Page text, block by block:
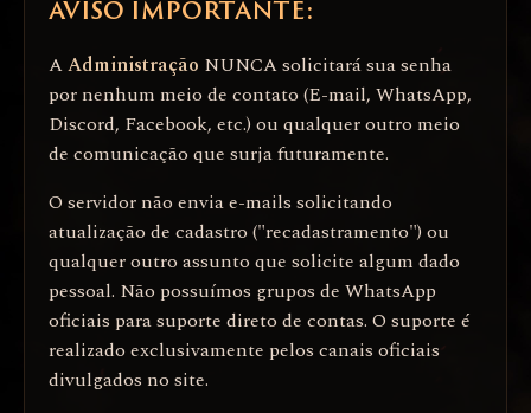
AVISO IMPORTANTE:
AAdministração NUNCA solicitará sua senha
por nenhum meio de contato (E-mail, WhatsApp,
Discord, Facebook, etc.) ou qualquer outro meio
de comunicação que surja futuramente.
O servidor não envia e-mails solicitando
atualização de cadastro ("recadastramento") ou
qualquer outro assunto que solicite algum dado
pessoal. Não possuímos grupos de WhatsApp
oficiais para suporte direto de contas. O suporte é
realizado exclusivamente pelos canais oficiais
divulgados no site.